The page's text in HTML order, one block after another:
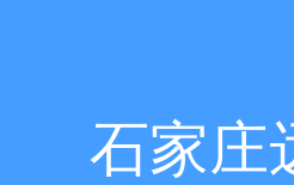
石家庄